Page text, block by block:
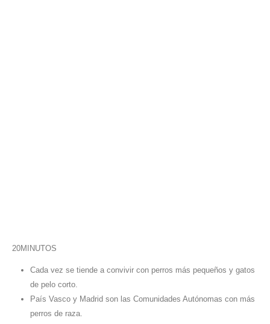
20MINUTOS
Cada vez se tiende a convivir con perros más pequeños y gatos
de pelo corto.
País Vasco y Madrid son las Comunidades Autónomas con más
perros de raza.